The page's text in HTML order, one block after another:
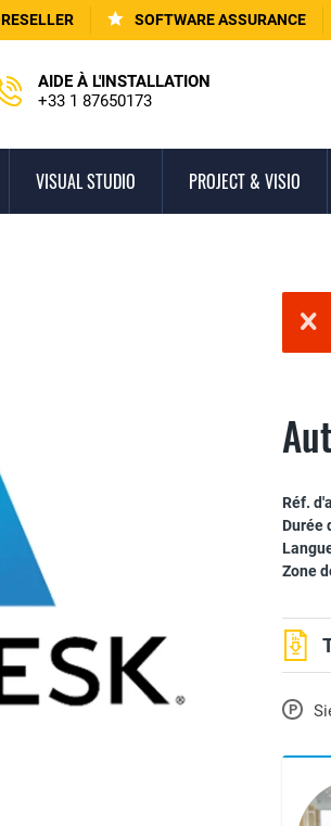
RESELLER SOFTWARE ASSURANCE
AIDE À L'INSTALLATION
+33 1 87650173
VISUAL STUDIO PROJECT & VISIO
Réf.
Durée
Zone
P